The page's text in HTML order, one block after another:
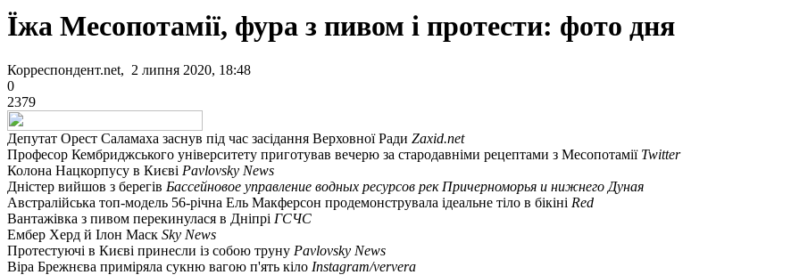
Їжа Месопотамії, фура з пивом і протести: фото дня
Корреспондент.net, 2 липня 2020, 18:48
0
2379
Депутат Орест Саламаха заснув під час засідання Верховної Ради Zaxid.net
Професор Кембриджського університету приготував вечерю за стародавніми рецептами з Месопотамії Twitter
Колона Нацкорпусу в Києві Pavlovsky News
Дністер вийшов з берегів Бассейновое управление водных ресурсов рек Причерноморья и нижнего Дуная
Австралійська топ-модель 56-річна Ель Макферсон продемонструвала ідеальне тіло в бікіні Red
Вантажівка з пивом перекинулася в Дніпрі ГСЧС
Ембер Херд й Ілон Маск Sky News
Протестуючі в Києві принесли із собою труну Pavlovsky News
Віра Брежнєва приміряла сукню вагою п'ять кіло Instagram/ververa